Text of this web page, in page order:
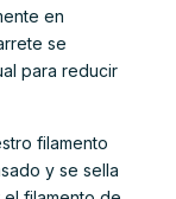
en
se
para reducir
filamento
y se sella